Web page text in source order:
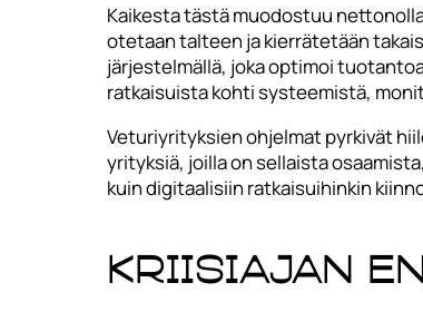
Kaikesta tästä muodostuu
otetaan talteen ja kierrätetään
järjestelmällä, joka optimoi
ratkaisuista kohti systeemistä,
Veturiyrityksien ohjelmat pyrkivät
yrityksiä, joilla on sellaista
kuin digitaalisiin ratkaisuihinkin
Kriisiajan